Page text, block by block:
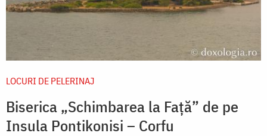
LOCURI DE PELERINAJ
Biserica „Schimbarea la Față” de pe
Insula Pontikonisi – Corfu